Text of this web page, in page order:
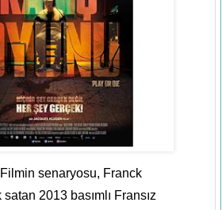
Filmin senaryosu, Franck
2013 basımlı Fransız